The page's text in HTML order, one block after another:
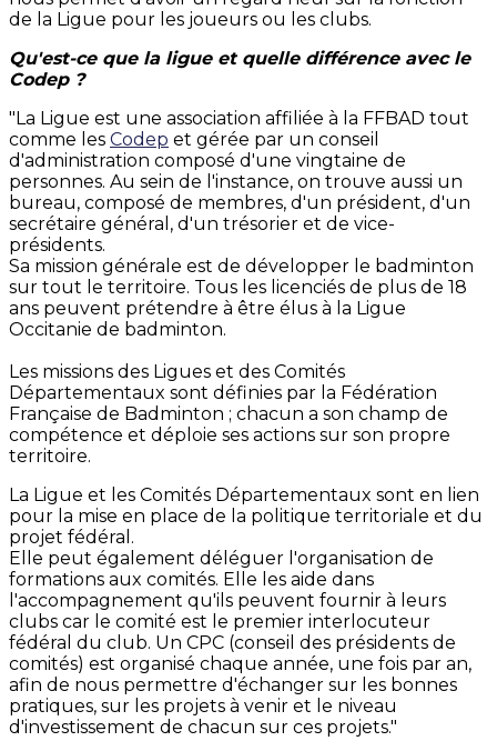
de la Ligue pour les joueurs ou les clubs.
Qu'est-ce que la ligue et quelle différence avec le
Codep ?
"La Ligue est une association affiliée à la FFBAD tout
comme les Codep et gérée par un conseil
d'administration composé d'une vingtaine de
personnes. Au sein de l'instance, on trouve aussi un
bureau, composé de membres, d'un président, d'un
secrétaire général, d'un trésorier et de vice-
présidents.
Sa mission générale est de développer le badminton
sur tout le territoire. Tous les licenciés de plus de 18
ans peuvent prétendre à être élus à la Ligue
Occitanie de badminton.
Les missions des Ligues et des Comités
Départementaux sont définies par la Fédération
Française de Badminton ; chacun a son champ de
compétence et déploie ses actions sur son propre
territoire.
La Ligue et les Comités Départementaux sont en lien
pour la mise en place de la politique territoriale et du
projet fédéral.
Elle peut également déléguer l'organisation de
formations aux comités. Elle les aide dans
l'accompagnement qu'ils peuvent fournir à leurs
clubs car le comité est le premier interlocuteur
fédéral du club. Un CPC (conseil des présidents de
comités) est organisé chaque année, une fois par an,
afin de nous permettre d'échanger sur les bonnes
pratiques, sur les projets à venir et le niveau
d'investissement de chacun sur ces projets."